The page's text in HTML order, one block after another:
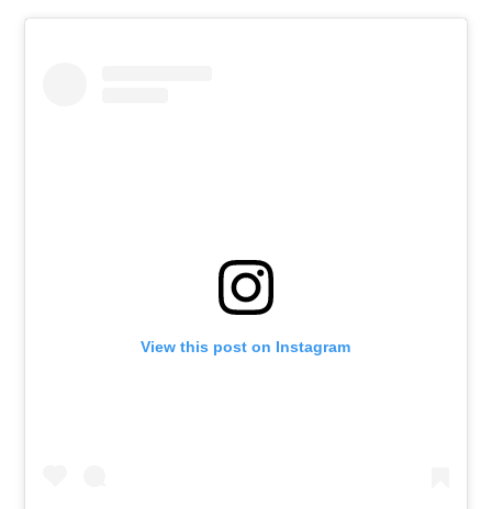
View this post on Instagram